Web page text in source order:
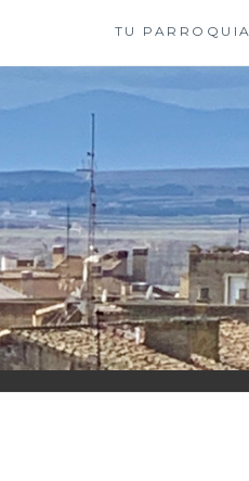
contenido
TU PARROQUIA